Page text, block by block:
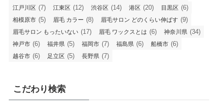
江戸川区 (7) 江東区 (12) 渋谷区 (14) 港区 (20) 目黒区 (6)
相模原市 (5) 眉毛 カラー (8) 眉毛サロン どのくらい伸ばす (9)
眉毛サロン もったいない (17) 眉毛 ワックスとは (6) 神奈川県 (34)
神戸市 (6) 福井県 (5) 福岡市 (7) 福島県 (6) 船橋市 (6)
越谷市 (6) 足立区 (5) 長野県 (7)
こだわり検索